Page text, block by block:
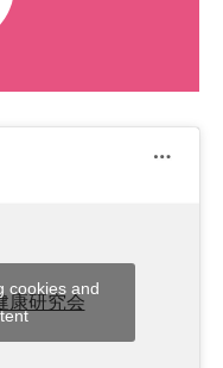
康研究会
cookies and